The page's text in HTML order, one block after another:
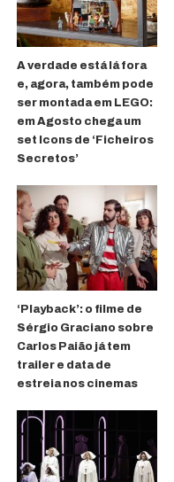
A verdade está lá fora
e, agora, também pode
ser montada em LEGO:
em Agosto chega um
set Icons de ‘Ficheiros
Secretos’
‘Playback’: o filme de
Sérgio Graciano sobre
Carlos Paião já tem
trailer e data de
estreia nos cinemas